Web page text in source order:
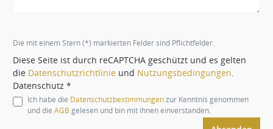
Die mit einem Stern (*) markierten Felder sind Pflichtfelder.
Diese Seite ist durch reCAPTCHA geschützt und es gelten
die Datenschutzrichtlinie und Nutzungsbedingungen
Datenschutz *
Ich habe die Datenschutzbestimmungenzur Kenntnis genommen
und die AGB gelesen und bin mit ihnen einverstanden.